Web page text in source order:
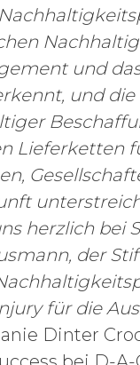
und
und
Lieferketten
herzlich bei
der
für die
Dinter